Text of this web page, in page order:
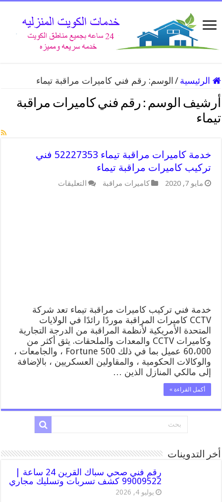
الرئيسية / الوسم: رقم فني كاميرات مراقبة تيماء
أرشيف الوسم : رقم فني كاميرات مراقبة
تيماء
خدمة كاميرات مراقبة تيماء 52227353 فني
تركيب كاميرات مراقبة تيماء
مايو 7, 2020 كاميرات مراقبة التعليقات
خدمة فني تركيب كاميرات مراقبة تيماء تعد شركة
CCTV كاميرات المراقبة موردًا رائدًا في الولايات
المتحدة الأمريكية لأنظمة المراقبة من الدرجة التجارية
وكاميرات CCTV والمعدات والملحقات. يثق أكثر من
60،000 عميل بما في ذلك Fortune 500 ، والجامعات ،
والوكالات الحكومية ، والمقاولين العسكريين ، بالإضافة
إلى مالكي المنازل الذين …
أكمل القراءة »
أخر التدوينات
رقم فني صحي سباك القرين 24 ساعة |
99009522 كشف تسربات وتسليك مجاري
يوليو 4, 2026